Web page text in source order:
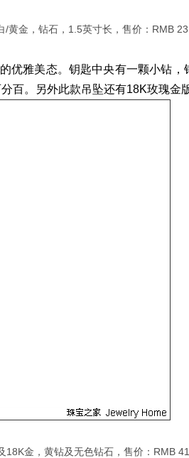
/黄金，钻石，1.5英寸长，售价：RMB
雅美态。钥匙中央有一颗小钻，
百。另外此款吊坠还有18K玫瑰金版
18K金，黄钻及无色钻石，售价：RMB